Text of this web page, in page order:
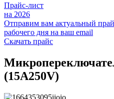
Прайс-лист
на 2026
Отправим вам актуальный
рабочего дня на ваш email
Скачать прайс
(15A250V)